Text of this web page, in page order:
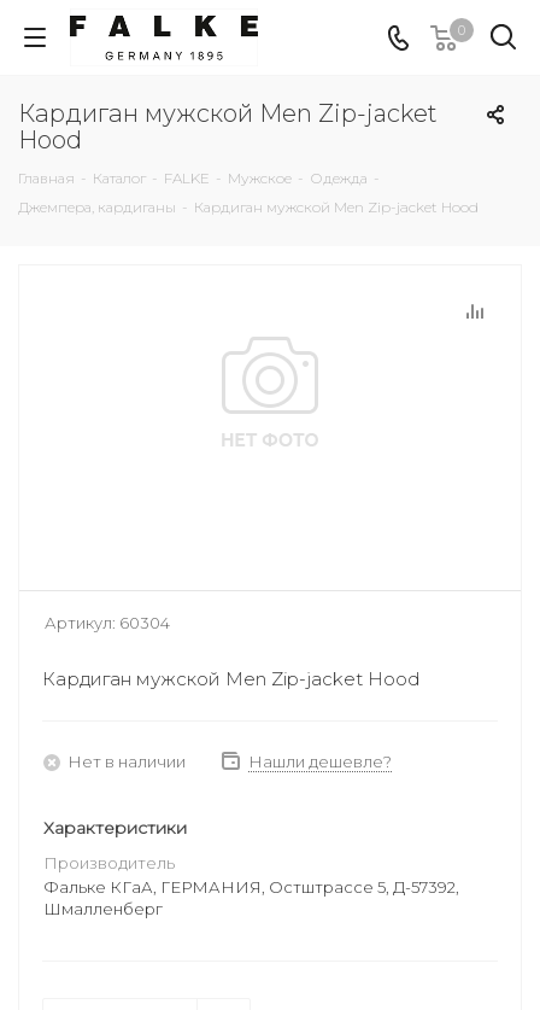
0
Кардиган мужской Men Zip-jacket
Hood
Главная - Каталог - FALKE - Мужское - Одежда -
Джемпера, кардиганы - Кардиган мужской Men Zip-jacket Hood
Артикул: 60304
Кардиган мужской Men Zip-jacket Hood
Нет в наличии Нашли дешевле?
Характеристики
Производитель
Фальке КГаА, ГЕРМАНИЯ, Остштрассе 5, Д-57392,
Шмалленберг